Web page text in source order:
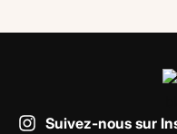
Suivez-nous sur